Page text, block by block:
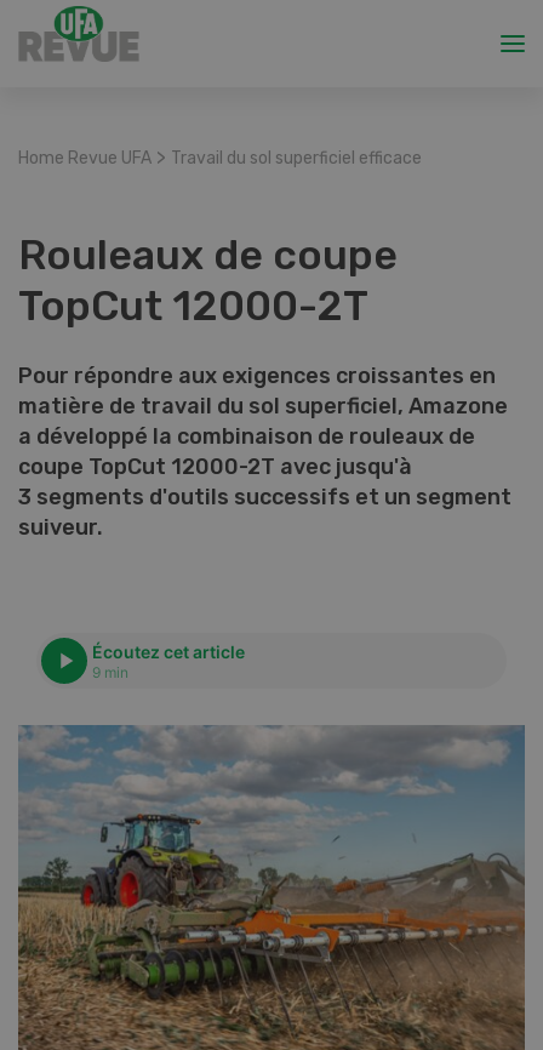
Home Revue UFA > Travail du sol superficiel efficace
Rouleaux de coupe
TopCut 12000-2T
Pour répondre aux exigences croissantes en
matière de travail du sol superficiel, Amazone
a développé la combinaison de rouleaux de
coupe TopCut 12000-2T avec jusqu'à
3 segments d'outils successifs et un segment
suiveur.
Écoutez cet article
9 min